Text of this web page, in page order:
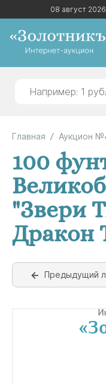
08 август 2026
08 август 2026
Главная Аукцион
100
"Звери
Дракон
Предыдущий